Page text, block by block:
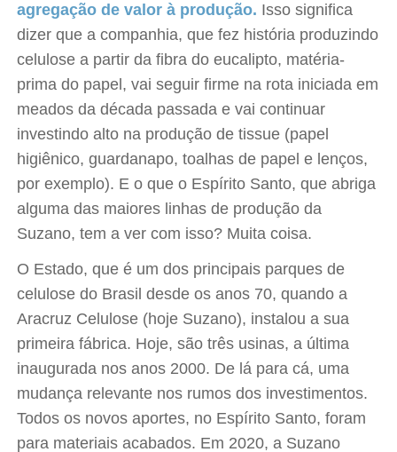
agregação de valor à produção. Isso significa
dizer que a companhia, que fez história produzindo
celulose a partir da fibra do eucalipto, matéria-
prima do papel, vai seguir firme na rota iniciada em
meados da década passada e vai continuar
investindo alto na produção de tissue (papel
higiênico, guardanapo, toalhas de papel e lenços,
por exemplo). E o que o Espírito Santo, que abriga
alguma das maiores linhas de produção da
Suzano, tem a ver com isso? Muita coisa.
O Estado, que é um dos principais parques de
celulose do Brasil desde os anos 70, quando a
Aracruz Celulose (hoje Suzano), instalou a sua
primeira fábrica. Hoje, são três usinas, a última
inaugurada nos anos 2000. De lá para cá, uma
mudança relevante nos rumos dos investimentos.
Todos os novos aportes, no Espírito Santo, foram
para materiais acabados. Em 2020, a Suzano